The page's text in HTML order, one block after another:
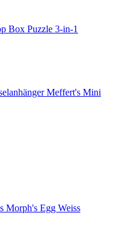
Box Puzzle 3-in-1
Meffert's Mini
Morph's Egg Weiss